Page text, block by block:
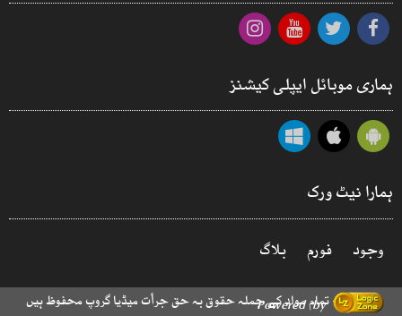
ہماری موبائل ایپلی کیشنز
ہمارا نیٹ ورک
وجود فورم بلاگ
Powered by © 2026 - تمام مواد کے جملہ حقوق بہ حق جرأت میڈیا گروپ محفوظ ہیں